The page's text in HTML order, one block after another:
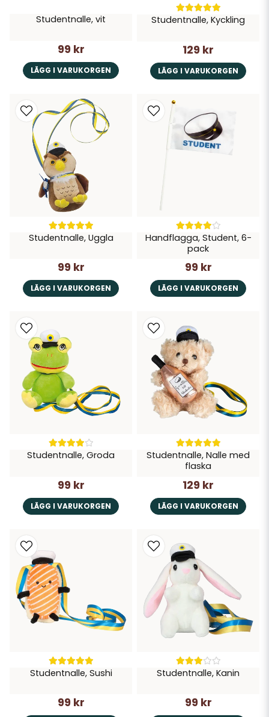
Studentnalle, vit
99 kr
LÄGG I VARUKORGEN
Studentnalle, Kyckling
129 kr
LÄGG I VARUKORGEN
Studentnalle, Uggla
99 kr
LÄGG I VARUKORGEN
Handflagga, Student, 6-
pack
99 kr
LÄGG I VARUKORGEN
Studentnalle, Groda
99 kr
LÄGG I VARUKORGEN
Studentnalle, Nalle med
flaska
129 kr
LÄGG I VARUKORGEN
Studentnalle, Sushi
99 kr
Studentnalle, Kanin
99 kr